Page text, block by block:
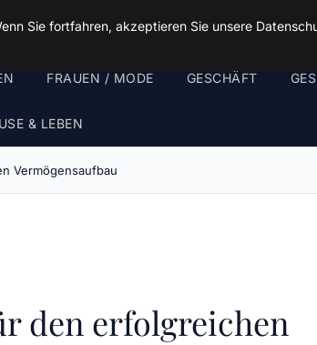
FRAUEN / MODE GESCHÄFT
& LEBEN
Vermögensaufbau
den erfolgreichen
Sie fortfahren, akzeptieren Sie unsere